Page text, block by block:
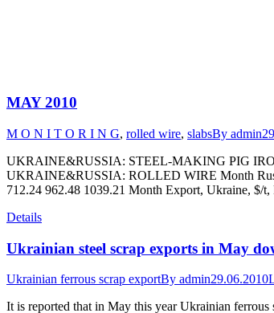
MAY 2010
M O N I T O R I N G, rolled wire, slabsBy admin
UKRAINE&RUSSIA: STEEL-MAKING PIG
UKRAINE&RUSSIA: ROLLED WIRE Month
712.24 962.48 1039.21 Month Export, Ukraine,
Details
Ukrainian steel scrap exports in May
Ukrainian ferrous scrap exportBy admin29.06.2010
It is reported that in May this year Ukrainian